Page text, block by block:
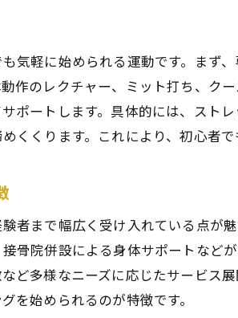
ストレス発散に最適なキックボクシ
仙台で選ばれるキックボクシング体
者が安心して学べるキックボクシン
仙台のキックボクシングジムでの入
丁寧な指導で安心できるキックボク
キックボクシング体験前に知りたい
区宮町で健康を支えるキックボクシ
気軽に始められる運動です。まず
作のレクチャー、ミット打ち、ク
ポートします。具体的には、スト
くくります。これにより、初心者
者まで幅広く受け入れている点が
骨院併設による身体サポートなど
ど多様なニーズに応じたサービス
を始められるのが特徴です。